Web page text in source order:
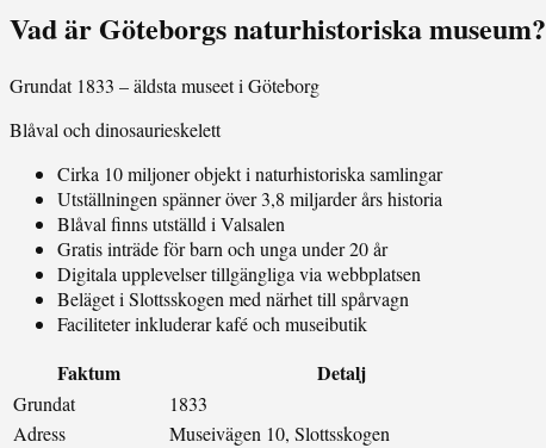
Vad är Göteborgs naturhistoriska museum?
Grundat 1833 – äldsta museet i Göteborg
Blåval och dinosaurieskelett
Cirka 10 miljoner objekt i naturhistoriska samlingar
Utställningen spänner över 3,8 miljarder års historia
Blåval finns utställd i Valsalen
Gratis inträde för barn och unga under 20 år
Digitala upplevelser tillgängliga via webbplatsen
Beläget i Slottsskogen med närhet till spårvagn
Faciliteter inkluderar kafé och museibutik
Faktum Detalj
Grundat
1833
Adress
Museivägen 10, Slottsskogen